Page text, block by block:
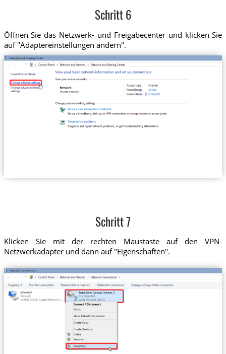
Schritt 6
Öffnen Sie das Netzwerk- und Freigabecenter und klicken Sie
auf "Adaptereinstellungen ändern".
Schritt 7
Klicken Sie mit der rechten Maustaste auf den VPN-
Netzwerkadapter und dann auf "Eigenschaften".
Trust.Zone-Canada-Ontario-2